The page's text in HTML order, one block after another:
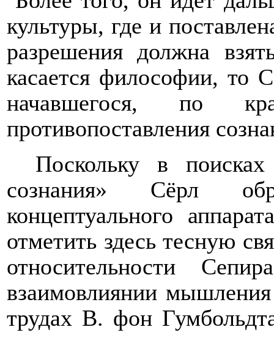
культуры, где и
разрешения должна
касается философии, то
начавшегося, по
противопоставления
Поскольку в
сознания» Сёрл
концептуального
отметить здесь тесную
относительности
взаимовлиянии
трудах В. фон